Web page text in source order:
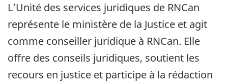
L’Unité des services juridiques de RNCan
représente le ministère de la Justice et agit
comme conseiller juridique à RNCan. Elle
offre des conseils juridiques, soutient les
recours en justice et participe à la rédaction